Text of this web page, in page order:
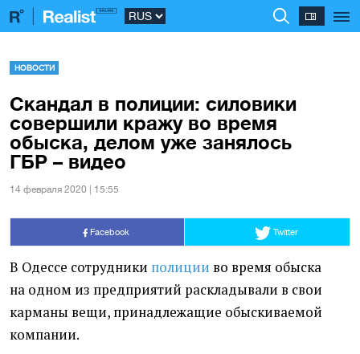
НОВОСТИ
Скандал в полиции: силовики
совершили кражу во время
обыска, делом уже занялось
ГБР – видео
14 февраля 2020 | 15:55
Facebook Twitter
В Одессе сотрудники полиции во время обыска
на одном из предприятий раскладывали в свои
карманы вещи, принадлежащие обыскиваемой
компании.